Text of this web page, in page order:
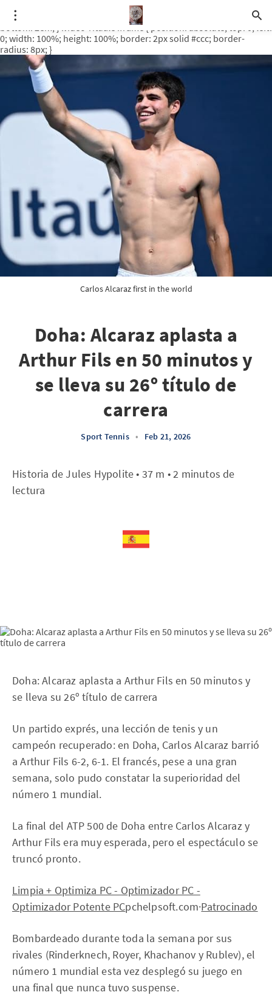
.video-rituale { position: relative; padding-bottom: 56.25%; /* 16:9
ratio */ height: 0; overflow: hidden; margin-top: 3em; margin-
bottom: 2em; } .video-rituale iframe { position: absolute; top: 0; left:
0; width: 100%; height: 100%; border: 2px solid #ccc; border-
radius: 8px; }
Carlos Alcaraz first in the world
Doha: Alcaraz aplasta a
Arthur Fils en 50 minutos y
se lleva su 26º título de
carrera
Sport Tennis • Feb 21, 2026
Historia de Jules Hypolite • 37 m • 2 minutos de
lectura
Doha: Alcaraz aplasta a Arthur Fils en 50 minutos y
se lleva su 26º título de carrera
Un partido exprés, una lección de tenis y un
campeón recuperado: en Doha, Carlos Alcaraz barrió
a Arthur Fils 6-2, 6-1. El francés, pese a una gran
semana, solo pudo constatar la superioridad del
número 1 mundial.
La final del ATP 500 de Doha entre Carlos Alcaraz y
Arthur Fils era muy esperada, pero el espectáculo se
truncó pronto.
Limpia + Optimiza PC - Optimizador PC -
Optimizador Potente PCpchelpsoft.com·Patrocinado
Bombardeado durante toda la semana por sus
rivales (Rinderknech, Royer, Khachanov y Rublev), el
número 1 mundial esta vez desplegó su juego en
una final que nunca tuvo suspense.